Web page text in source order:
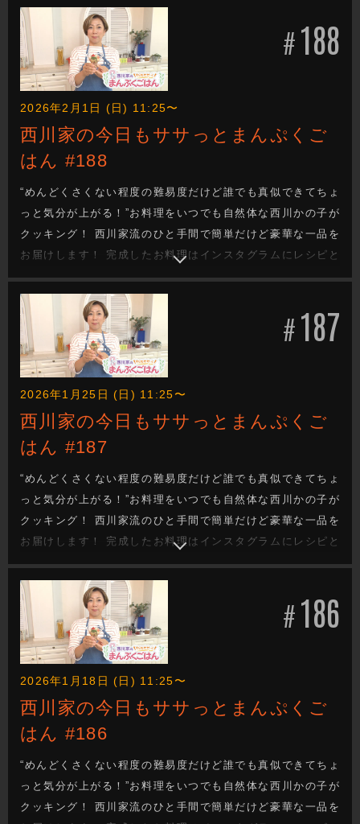
#188
2026年2月1日 (日) 11:25〜
西川家の今日もササっとまんぷくご
はん #188
“めんどくさくない程度の難易度だけど誰でも真似できてちょ
っと気分が上がる！”お料理をいつでも自然体な西川かの子が
クッキング！ 西川家流のひと手間で簡単だけど豪華な一品を
お届けします！ 完成したお料理はインスタグラムにレシピと
一緒にあげていきます！
#187
2026年1月25日 (日) 11:25〜
西川家の今日もササっとまんぷくご
はん #187
“めんどくさくない程度の難易度だけど誰でも真似できてちょ
っと気分が上がる！”お料理をいつでも自然体な西川かの子が
クッキング！ 西川家流のひと手間で簡単だけど豪華な一品を
お届けします！ 完成したお料理はインスタグラムにレシピと
一緒にあげていきます！
#186
2026年1月18日 (日) 11:25〜
西川家の今日もササっとまんぷくご
はん #186
“めんどくさくない程度の難易度だけど誰でも真似できてちょ
っと気分が上がる！”お料理をいつでも自然体な西川かの子が
クッキング！ 西川家流のひと手間で簡単だけど豪華な一品を